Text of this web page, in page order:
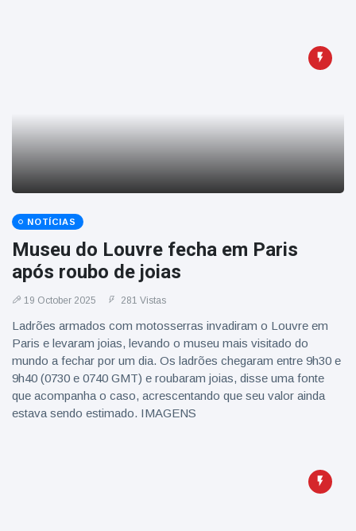
NOTÍCIAS
Museu do Louvre fecha em Paris
após roubo de joias
19 October 2025 281 Vistas
Ladrões armados com motosserras invadiram o Louvre em
Paris e levaram joias, levando o museu mais visitado do
mundo a fechar por um dia. Os ladrões chegaram entre 9h30 e
9h40 (0730 e 0740 GMT) e roubaram joias, disse uma fonte
que acompanha o caso, acrescentando que seu valor ainda
estava sendo estimado. IMAGENS